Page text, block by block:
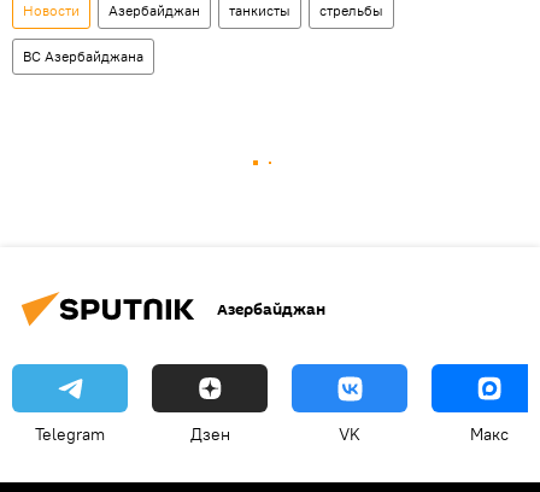
Новости Азербайджан танкисты стрельбы
ВС Азербайджана
Азербайджан
Telegram Дзен VK Макс